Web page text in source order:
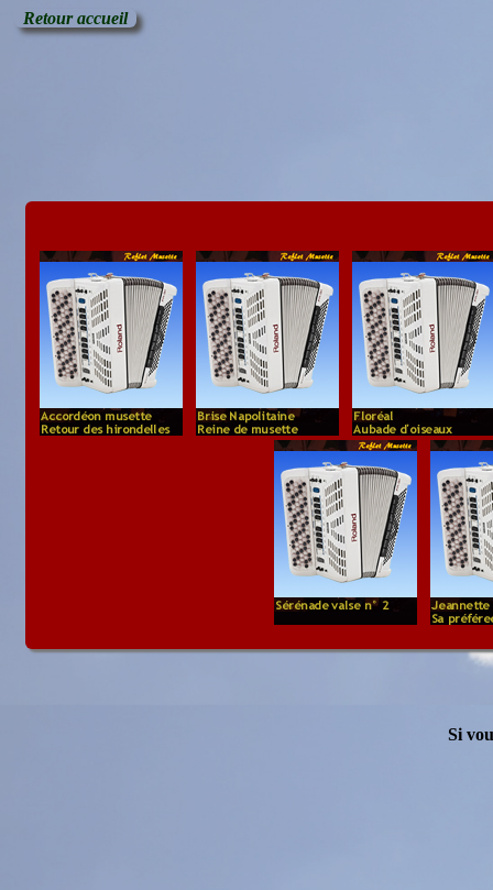
Retour accueil
Si